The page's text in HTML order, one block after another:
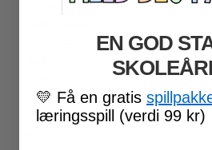
SAMEFOLKET
FØRSKOLE
FOTBALL-VM
EN GOD
💛 Få en gratis
læringsspill (verdi 99 kr)